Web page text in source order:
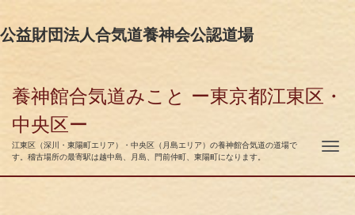
公益財団法人合気道養神会公認道場
養神館合気道みこと ー東京都江東区・
中央区ー
江東区（深川・東陽町エリア）・中央区（月島エリア）の養神館合気道の道場で
す。稽古場所の最寄駅は越中島、月島、門前仲町、東陽町になります。
ナ